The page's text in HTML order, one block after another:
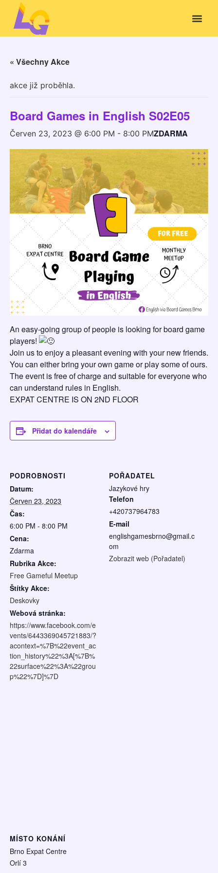
« Všechny Akce
akce již proběhla.
Board Games in English S02E05
Červen 23, 2023 @ 6:00 PM - 8:00 PMZDARMA
An easy-going group of people is looking for board game
players!
Join us to enjoy a pleasant evening with your new friends.
You can either bring your own game or play some of ours.
The event is free of charge and suitable for everyone who
can understand rules in English.
EXPAT CENTRE IS ON 2ND FLOOR
Přidat do kalendáře
PODROBNOSTI
Datum:
Červen 23, 2023
Čas:
6:00 PM - 8:00 PM
Cena:
Zdarma
Rubrika Akce:
Free Gameful Meetup
Štítky Akce:
Deskovky
Webová stránka:
https://www.facebook.com/e
vents/6443369045721883/?
acontext=%7B%22event_ac
tion_history%22%3A[%7B%
22surface%22%3A%22grou
p%22%7D]%7D
POŘADATEL
Jazykové hry
Telefon
+420737964783
E-mail
englishgamesbrno@gmail.c
om
Zobrazit web (Pořadatel)
MÍSTO KONÁNÍ
Brno Expat Centre
Orlí 3